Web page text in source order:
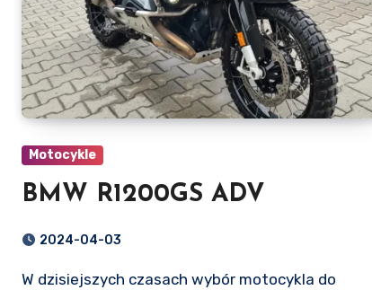
Motocykle
BMW R1200GS ADV
2024-04-03
W dzisiejszych czasach wybór motocykla do